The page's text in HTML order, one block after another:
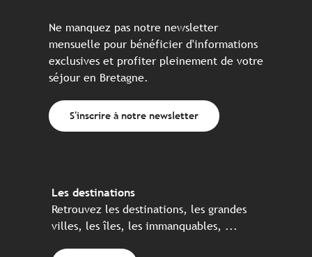
Ne manquez pas notre newsletter
mensuelle pour bénéficier d'informations
exclusives et profiter pleinement de votre
séjour en Bretagne.
S'inscrire à notre newsletter
Les destinations
Retrouvez les destinations, les grandes
villes, les îles, les immanquables, ...